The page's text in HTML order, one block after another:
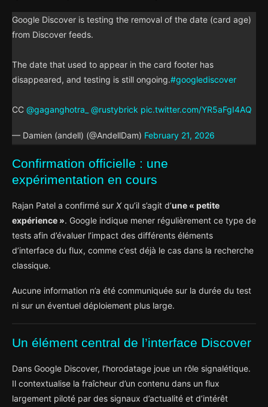
Google Discover is testing the removal of the date (card age)
from Discover feeds.
The date that used to appear in the card footer has
disappeared, and testing is still ongoing.#googlediscover
CC @gaganghotra_ @rustybrick pic.twitter.com/YR5aFgI4AQ
— Damien (andell) (@AndellDam) February 21, 2026
Confirmation officielle : une
expérimentation en cours
Rajan Patel a confirmé sur Xqu’il s’agit d’une « petite
expérience ». Google indique mener régulièrement ce type de
tests afin d’évaluer l’impact des différents éléments
d’interface du flux, comme c’est déjà le cas dans la recherche
classique.
Aucune information n’a été communiquée sur la durée du test
ni sur un éventuel déploiement plus large.
Un élément central de l’interface Discover
Dans Google Discover, l’horodatage joue un rôle signalétique.
Il contextualise la fraîcheur d’un contenu dans un flux
largement piloté par des signaux d’actualité et d’intérêt